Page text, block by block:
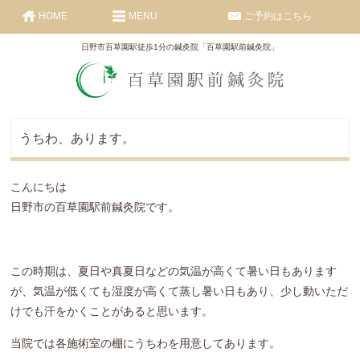
日野市百草園駅徒歩1分の鍼灸院「百草園駅前鍼灸院」
HOME ご予約はこちら
MENU
うちわ、あります。
こんにちは
日野市の百草園駅前鍼灸院です。
この時期は、夏日や真夏日などの気温が高くて暑い日もあります
が、気温が低くても湿度が高くて蒸し暑い日もあり、少し動いただ
けでも汗をかくことがあると思います。
当院では各施術室の棚にうちわを用意してあります。